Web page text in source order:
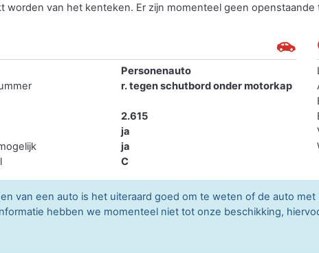
worden van het kenteken. Er zijn momenteel geen
Personenauto
r. tegen schutbord onder motorkap
2.615
ja
ja
C
van een auto is het uiteraard goed om te weten of de auto
hebben we momenteel niet tot onze beschikking,